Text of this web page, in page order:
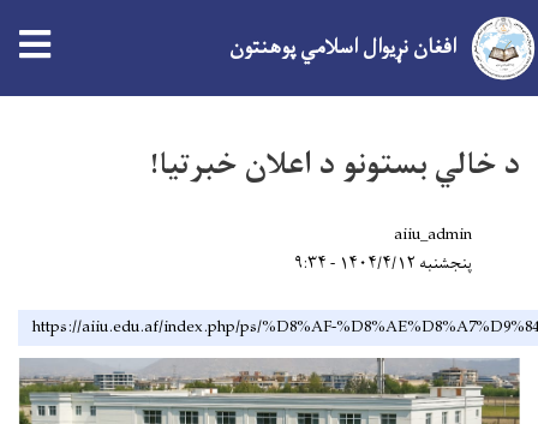
دانګل
افغان نړیوال اسلامي پوهنتون
د خالي بستونو د اعلان خبرتیا!
aiiu_admin
پنجشنبه ۱۴۰۴/۴/۱۲ - ۹:۳۴
https://aiiu.edu.af/index.php/ps/%D8%AF-